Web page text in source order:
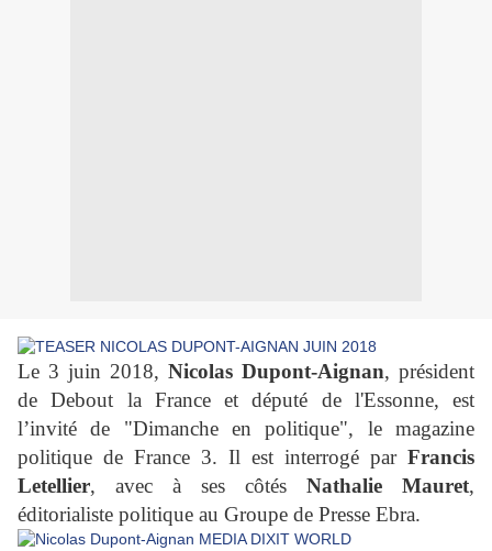
Le 3 juin 2018, Nicolas Dupont-Aignan, président
de Debout la France et député de l'Essonne, est
l’invité de "Dimanche en politique", le magazine
politique de France 3. Il est interrogé par Francis
Letellier, avec à ses côtés Nathalie Mauret,
éditorialiste politique au Groupe de Presse Ebra.